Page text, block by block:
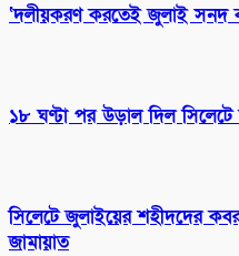
‘দলীয়করণ করতেই জুলাই সনদ
১৮ ঘণ্টা পর উড়াল দিল
সিলেটে জুলাইয়ের শহীদদের
জামায়াত